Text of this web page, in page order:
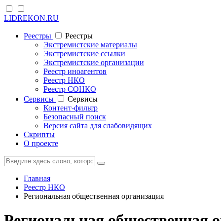
LIDREKON.RU
Реестры
Реестры
Экстремистские материалы
Экстремистские ссылки
Экстремистские организации
Реестр иноагентов
Реестр НКО
Реестр СОНКО
Cервисы
Cервисы
Контент-фильтр
Безопасный поиск
Версия сайта для слабовидящих
Скрипты
О проекте
Главная
Реестр НКО
Региональная общественная организация